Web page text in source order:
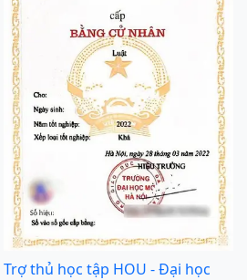
Trợ thủ học tập HOU - Đại học